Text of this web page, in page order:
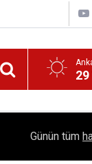
29
Kep, Tek Bir
Günün tüm